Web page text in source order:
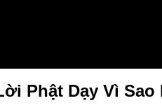
Phật Dạy Vì